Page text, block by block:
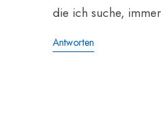
die ich suche,
Antworten